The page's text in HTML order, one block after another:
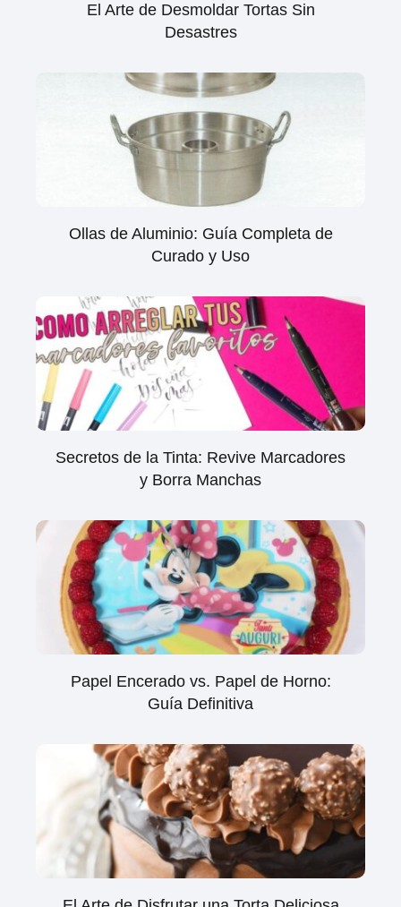
El Arte de Desmoldar Tortas Sin
Desastres
Ollas de Aluminio: Guía Completa de
Curado y Uso
Secretos de la Tinta: Revive Marcadores
y Borra Manchas
Papel Encerado vs. Papel de Horno:
Guía Definitiva